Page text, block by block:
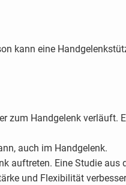
kann eine
zum Handgelenk verläuft.
auch im Handgelenk.
auftreten. Eine Studie aus
und Flexibilität